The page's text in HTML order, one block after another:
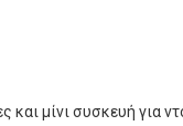
και μίνι συσκευή για